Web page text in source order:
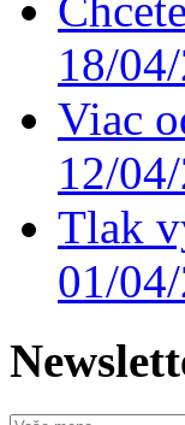
18/
Viac
12/
Tlak
01/